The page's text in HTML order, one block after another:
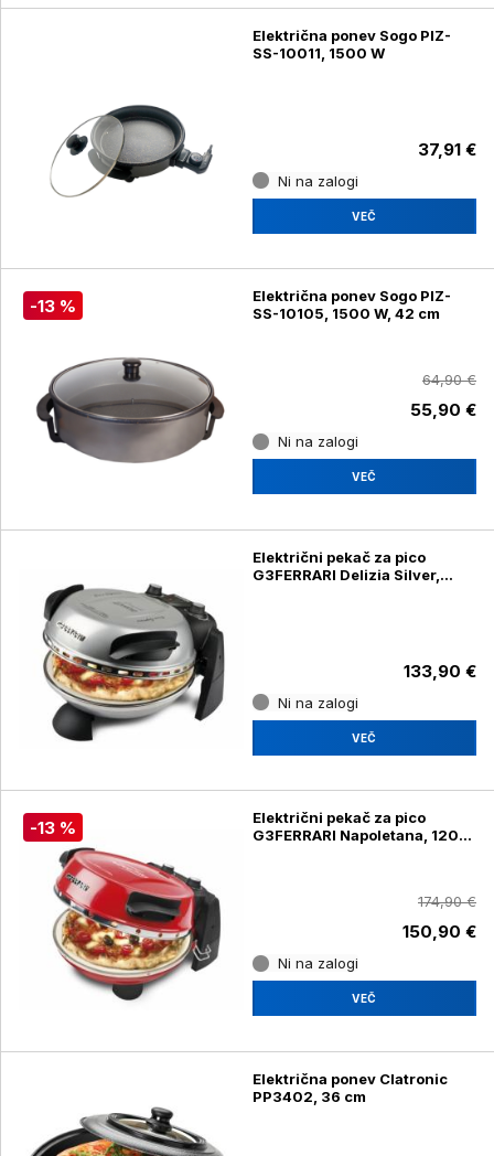
Električna ponev Sogo PIZ-
SS-10011, 1500 W
37,91 €
Ni na zalogi
VEČ
-13 %
Električna ponev Sogo PIZ-
SS-10105, 1500 W, 42 cm
64,90 €
55,90 €
Ni na zalogi
VEČ
Električni pekač za pico
G3FERRARI Delizia Silver,
133,90 €
Ni na zalogi
VEČ
-13 %
Električni pekač za pico
G3FERRARI Napoletana, 1200
174,90 €
150,90 €
Ni na zalogi
VEČ
Električna ponev Clatronic
PP3402, 36 cm